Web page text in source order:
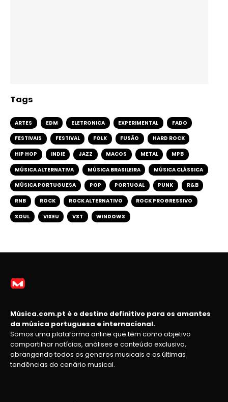
Tags
ARTES EDM ELETRONICA EXPERIMENTAL FADO
FESTIVAIS FESTIVAL FOLK FUSÃO HARD ROCK
HIP HOP INDIE JAZZ MACOS METAL MPB
MÚSICA ALTERNATIVA MÚSICA BRASILEIRA MÚSICA CLÁSSICA
MÚSICA PORTUGUESA POP PORTUGAL PUNK R&B
RNB ROCK ROCK ALTERNATIVO ROCK PROGRESSIVO
SOUL VISEU VST WINDOWS
Música.com.pt é o destino definitivo para os amantes
da música portuguesa e internacional.
Somos uma plataforma online que têm como objetivo
compartilhar notícias, análises e conteúdo exclusivo,
abrangendo todos os generos musicais e as últimas
tendências do cenário musical.